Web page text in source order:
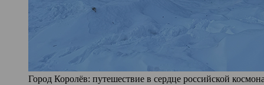
Город Королёв: путешествие в сердце российской